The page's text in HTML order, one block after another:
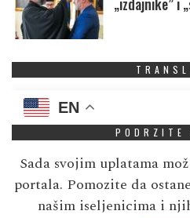
EN
PODRZITE
Sada svojim uplatama
portala. Pomozite da
našim iseljenicima i